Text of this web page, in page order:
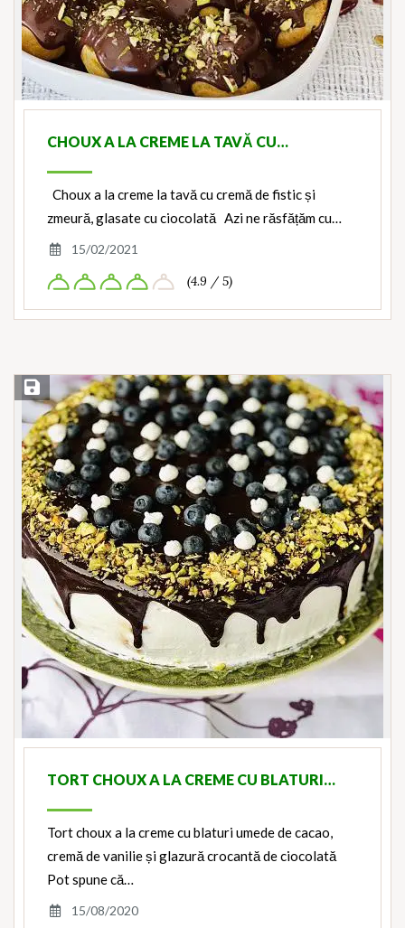
CHOUX A LA CREME LA TAVĂ CU…
Choux a la creme la tavă cu cremă de fistic și
zmeură, glasate cu ciocolată Azi ne răsfățăm cu…
15/02/2021
(4.9 / 5)
Save Recipe
TORT CHOUX A LA CREME CU BLATURI…
Tort choux a la creme cu blaturi umede de cacao,
cremă de vanilie și glazură crocantă de ciocolată
Pot spune că…
15/08/2020